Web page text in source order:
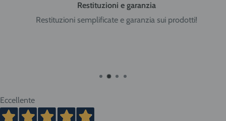
Isole: Sicilia, Sardegna.
vanno dai 2 ai 10 giorni lavorativi. Tempi più brevi per Nord
Italia, tempi più lunghi per Sud e isole.
Restituzioni e garanzia
Restituzioni semplificate e garanzia sui prodotti!
Eccellente